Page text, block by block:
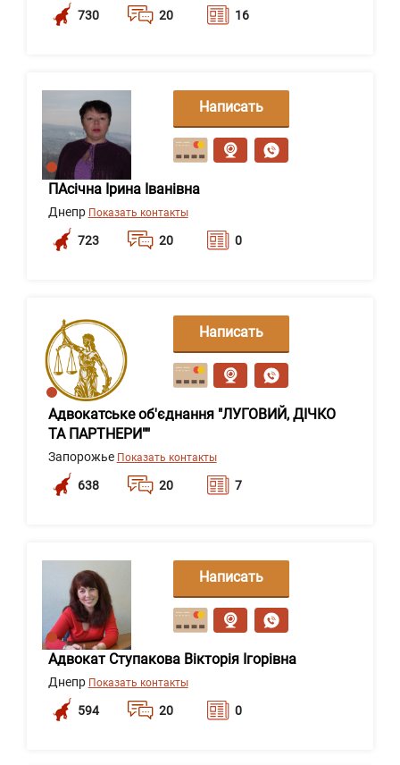
730 20 16
ПАсічна Ірина Іванівна
Днепр Показать контакты
723 20 0
Написать
сообщение
Адвокатське об'єднання "ЛУГОВИЙ, ДІЧКО
ТА ПАРТНЕРИ""
Запорожье Показать контакты
638 20 7
Написать
сообщение
Адвокат Ступакова Вікторія Ігорівна
Днепр Показать контакты
594 20 0
Написать
сообщение